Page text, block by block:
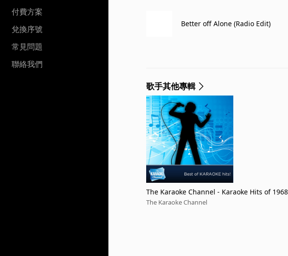
付費方案
兌換序號
常見問題
聯絡我們
Better off Alone (Radio Edit)
歌手其他專輯
The Karaoke Channel - Karaoke Hits of
l. 8
The Karaoke Channel